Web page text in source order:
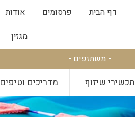
דף הבית פרסומים אודות
מגזין
- משתזפים -
תכשירי שיזוף מדריכים וטיפים